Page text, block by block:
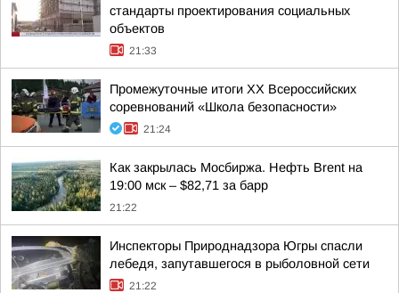
стандарты проектирования социальных
объектов
21:33
Промежуточные итоги XX Всероссийских
соревнований «Школа безопасности»
21:24
Как закрылась Мосбиржа. Нефть Brent на
19:00 мск – $82,71 за барр
21:22
Инспекторы Природнадзора Югры спасли
лебедя, запутавшегося в рыболовной сети
21:22